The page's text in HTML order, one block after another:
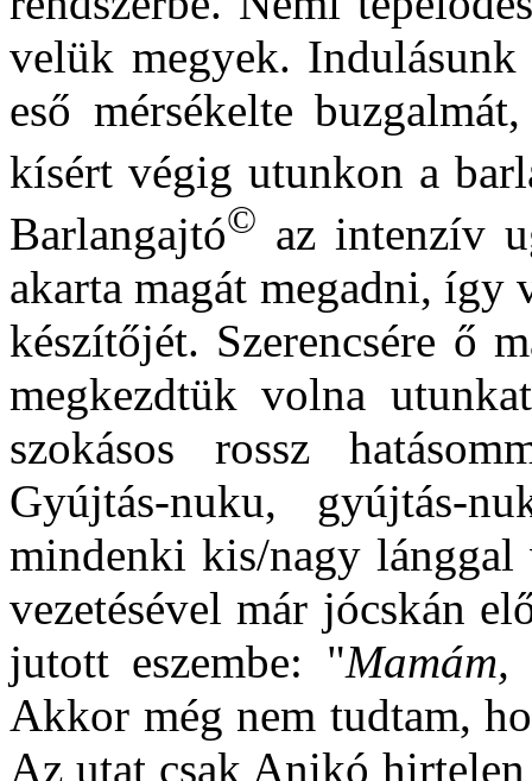
velük megyek.
eső mérsékelte
kísért végig utunkon a
Barlangajtó© az intenzív
akarta magát megadni, így
készítőjét. Szerencsére ő
megkezdtük volna
szokásos rossz
Gyújtás-nuku, gyújtás-
mindenki kis/nagy
vezetésével már jócskán
jutott eszembe: "
Akkor még nem tudtam,
Az utat csak Anikó